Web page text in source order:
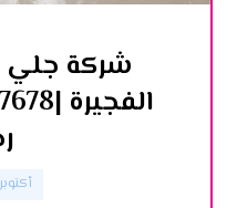
شركة جلي
أكتوبر 15,